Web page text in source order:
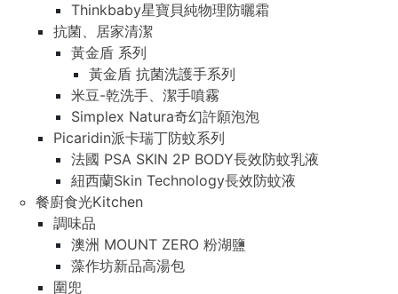
Thinkbaby星寶貝純物理防曬霜
抗菌、居家清潔
黃金盾 系列
黃金盾 抗菌洗護手系列
米豆-乾洗手、潔手噴霧
Simplex Natura奇幻許願泡泡
Picaridin派卡瑞丁防蚊系列
法國 PSA SKIN 2P BODY長效防蚊乳液
紐西蘭Skin Technology長效防蚊液
餐廚食光Kitchen
調味品
澳洲 MOUNT ZERO 粉湖鹽
藻作坊新品高湯包
圍兜